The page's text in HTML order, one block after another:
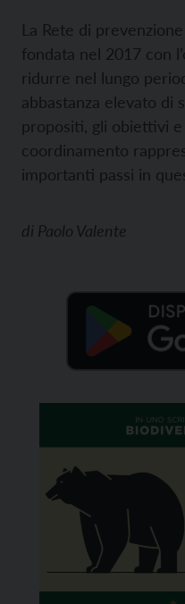
La Rete di
fondata nel 2017 con
ridurre nel lungo
abbastanza elevato di
propositi, gli obiettivi
coordinamento
importanti passi in
di Paolo Valente